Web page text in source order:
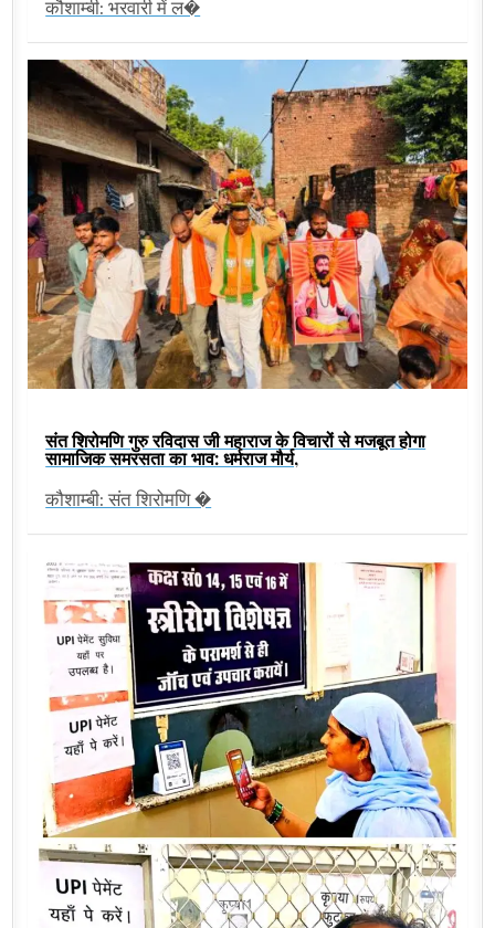
कौशाम्बी: भरवारी में ल�
संत शिरोमणि गुरु रविदास जी महाराज के विचारों से मजबूत होगा
सामाजिक समरसता का भाव: धर्मराज मौर्य,
कौशाम्बी: संत शिरोमणि �